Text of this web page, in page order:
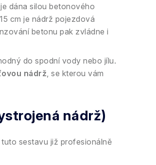
dána silou betonového
cm je nádrž pojezdová
betonu pak zvládne i
do spodní vody nebo jílu.
nádrž, se kterou vám
nádrž)
sestavu již profesionálně